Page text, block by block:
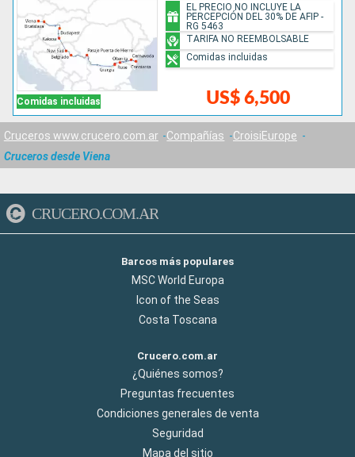
Comidas incluidas US$ 6,500
EL PRECIO NO INCLUYE LA
PERCEPCIÓN DEL 30% DE AFIP -
RG 5463
TARIFA NO REEMBOLSABLE
Comidas incluidas
Cruceros www.crucero.com.ar Compañías
CroisiEurope
Cruceros desde Viena
CRUCERO.COM.AR
Barcos más populares
MSC World Europa
Icon of the Seas
Costa Toscana
Crucero.com.ar
¿Quiénes somos?
Preguntas frecuentes
Condiciones generales de venta
Seguridad
Mapa del sitio